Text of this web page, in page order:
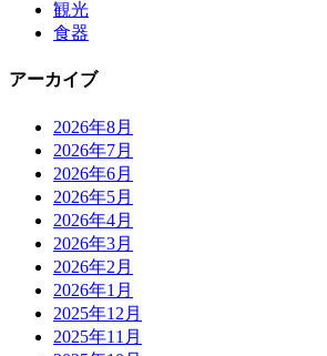
観光
食器
アーカイブ
2026年8月
2026年7月
2026年6月
2026年5月
2026年4月
2026年3月
2026年2月
2026年1月
2025年12月
2025年11月